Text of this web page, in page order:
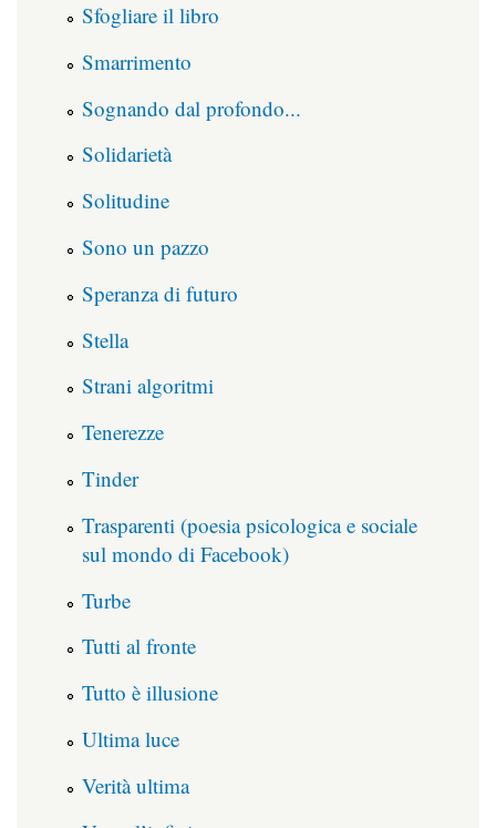
Sfogliare il libro
Smarrimento
Sognando dal profondo...
Solidarietà
Solitudine
Sono un pazzo
Speranza di futuro
Stella
Strani algoritmi
Tenerezze
Tinder
Trasparenti (poesia psicologica e sociale
sul mondo di Facebook)
Turbe
Tutti al fronte
Tutto è illusione
Ultima luce
Verità ultima